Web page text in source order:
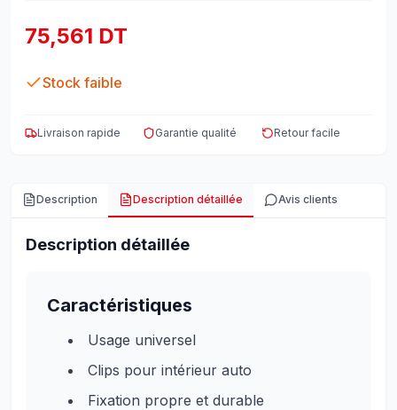
75,561 DT
Stock faible
Livraison rapide Garantie qualité Retour facile
Description Description détaillée Avis clients
Description détaillée
Caractéristiques
Usage universel
Clips pour intérieur auto
Fixation propre et durable